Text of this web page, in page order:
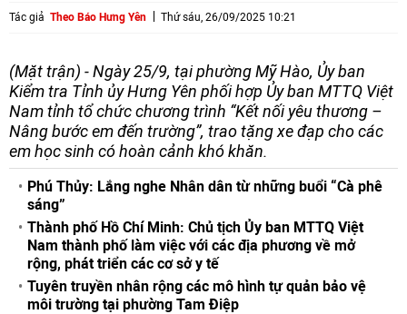
Tác giả Theo Báo Hưng Yên Thứ sáu, 26/09/2025 10:21
(Mặt trận) - Ngày 25/9, tại phường Mỹ Hào, Ủy ban
Kiểm tra Tỉnh ủy Hưng Yên phối hợp Ủy ban MTTQ Việt
Nam tỉnh tổ chức chương trình “Kết nối yêu thương –
Nâng bước em đến trường”, trao tặng xe đạp cho các
em học sinh có hoàn cảnh khó khăn.
Phú Thủy: Lắng nghe Nhân dân từ những buổi “Cà phê
sáng”
Thành phố Hồ Chí Minh: Chủ tịch Ủy ban MTTQ Việt
Nam thành phố làm việc với các địa phương về mở
rộng, phát triển các cơ sở y tế
Tuyên truyền nhân rộng các mô hình tự quản bảo vệ
môi trường tại phường Tam Điệp